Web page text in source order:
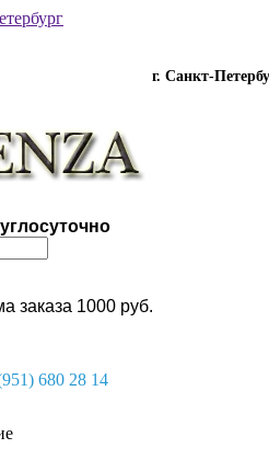
г. Санкт-
заказа 1000 руб.
680 28 14